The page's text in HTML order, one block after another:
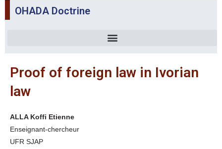
OHADA Doctrine
Proof of foreign law in Ivorian
law
ALLA Koffi Etienne
Enseignant-chercheur
UFR SJAP